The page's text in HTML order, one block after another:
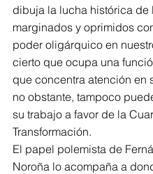
dibuja la lucha histórica de
marginados y oprimidos
poder oligárquico en
cierto que ocupa una
que concentra atención en
no obstante, tampoco
su trabajo a favor de la
Transformación.
El papel polemista de
Noroña lo acompaña a